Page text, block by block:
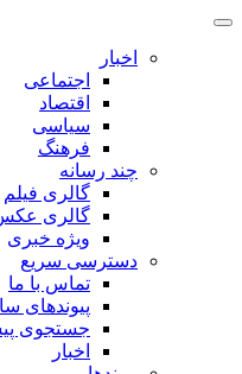
اخبار
اجتماعی
اقتصاد
سیاسی
فرهنگ
چند رسانه
گالری فیلم
گالری
ویژه خبری
دسترسی سریع
تماس با ما
پیوندهای
جستجوی
اخبار